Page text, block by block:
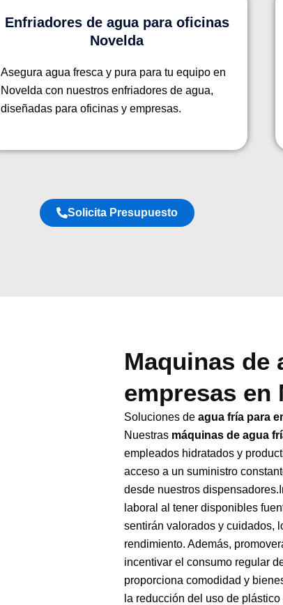
Enfriadores de agua para oficinas
Novelda
Asegura agua fresca y pura para tu equipo en
Novelda con nuestros enfriadores de agua,
diseñadas para oficinas y empresas.
Solicita Presupuesto
Maquinas de
empresas en
Soluciones de agua fría para
Nuestras máquinas de agua
empleados hidratados y
acceso a un suministro
desde nuestros
laboral al tener disponibles
sentirán valorados y cuidados,
rendimiento. Además,
incentivar el consumo regular
proporciona comodidad y
la reducción del uso de